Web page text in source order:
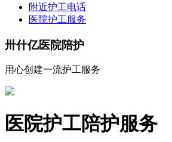
附近护工电话
医院护工服务
卅什亿医院陪护
用心创建一流护工服务
医院护工陪护服务